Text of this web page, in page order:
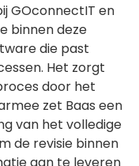
GOconnectIT en
binnen deze
die past
Het zorgt
door het
zet Baas een
van het volledige
de revisie binnen